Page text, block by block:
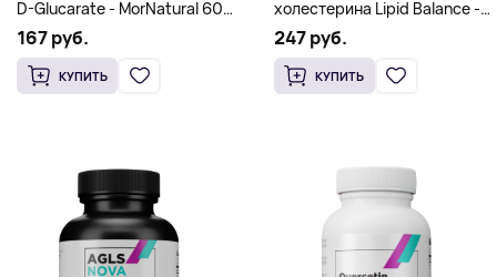
D-Glucarate - MorNatural 60
caps
167 руб.
КУПИТЬ
холестерина Lipid Balance -
MorNatural 120 caps
247 руб.
КУПИТЬ